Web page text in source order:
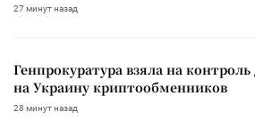
27 минут назад
Генпрокуратура взяла на
на Украину криптообменников
28 минут назад